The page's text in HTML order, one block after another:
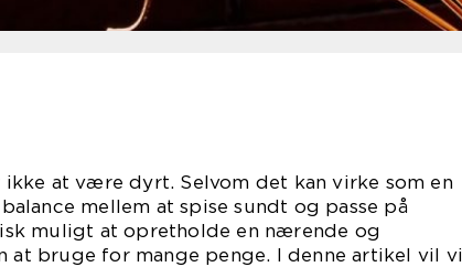
ikke at være dyrt. Selvom det kan virke som en
mellem at spise sundt og passe på
muligt at opretholde en nærende og
at bruge for mange penge. I denne artikel vil vi